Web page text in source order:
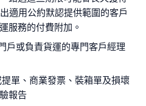
適用公約默認提供範圍的客戶
服務的付費附加。
戶或負責貨運的專門客戶經理
單、商業發票、裝箱單及損壞
報告